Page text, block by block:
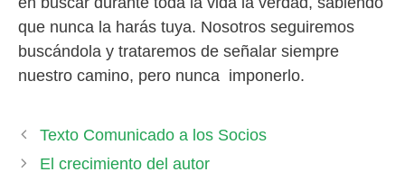
que nunca la harás tuya. Nosotros seguiremos
buscándola y trataremos de señalar siempre
nuestro camino, pero nunca imponerlo.
Texto Comunicado a los Socios
El crecimiento del autor